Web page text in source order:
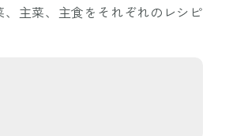
主菜、主食をそれぞれのレシピ